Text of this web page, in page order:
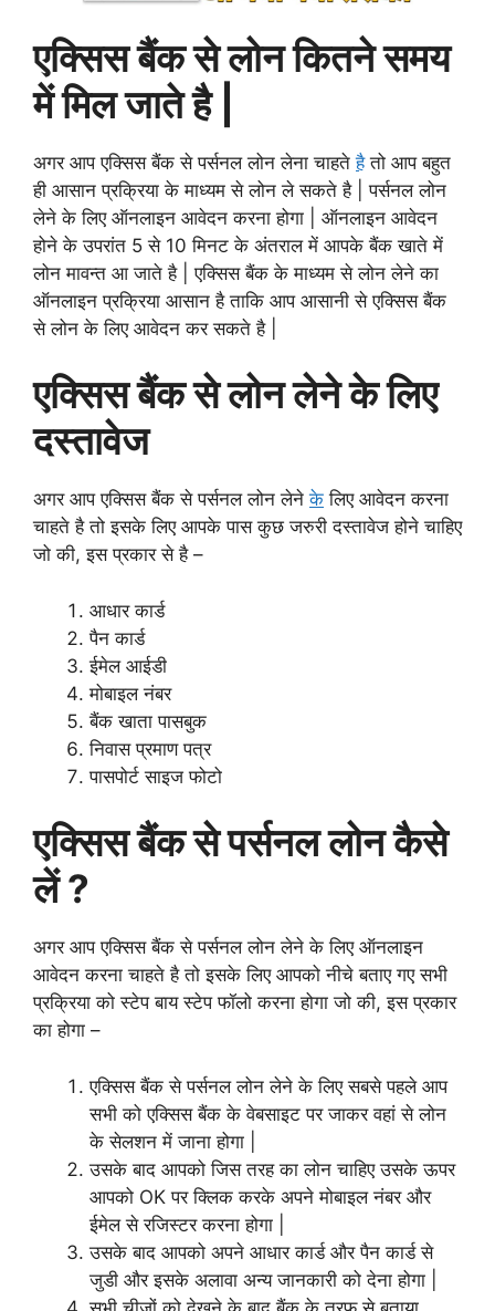
एक्सिस बैंक से लोन कितने समय
में मिल जाते है |
अगर आप एक्सिस बैंक से पर्सनल लोन लेना चाहतेहैतो आप बहुत
ही आसान प्रक्रिया के माध्यम से लोन ले सकते है | पर्सनल लोन
लेने के लिए ऑनलाइन आवेदन करना होगा | ऑनलाइन आवेदन
होने के उपरांत 5 से 10 मिनट के अंतराल में आपके बैंक खाते में
लोन मावन्त आ जाते है | एक्सिस बैंक के माध्यम से लोन लेने का
ऑनलाइन प्रक्रिया आसान है ताकि आप आसानी से एक्सिस बैंक
से लोन के लिए आवेदन कर सकते है |
एक्सिस बैंक से लोन लेने के लिए
दस्तावेज
अगर आप एक्सिस बैंक से पर्सनल लोन लेनेके लिए आवेदन करना
चाहते है तो इसके लिए आपके पास कुछ जरुरी दस्तावेज होने चाहिए
जो की, इस प्रकार से है –
आधार कार्ड
पैन कार्ड
ईमेल आईडी
मोबाइल नंबर
बैंक खाता पासबुक
निवास प्रमाण पत्र
पासपोर्ट साइज फोटो
एक्सिस बैंक से पर्सनल लोन कैसे
लें ?
अगर आप एक्सिस बैंक से पर्सनल लोन लेने के लिए ऑनलाइन
आवेदन करना चाहते है तो इसके लिए आपको नीचे बताए गए सभी
प्रक्रिया को स्टेप बाय स्टेप फॉलो करना होगा जो की, इस प्रकार
का होगा –
एक्सिस बैंक से पर्सनल लोन लेने के लिए सबसे पहले आप
सभी को एक्सिस बैंक के वेबसाइट पर जाकर वहां से लोन
के सेलशन में जाना होगा |
उसके बाद आपको जिस तरह का लोन चाहिए उसके ऊपर
आपको OK पर क्लिक करके अपने मोबाइल नंबर और
ईमेल से रजिस्टर करना होगा |
उसके बाद आपको अपने आधार कार्ड और पैन कार्ड से
जुडी और इसके अलावा अन्य जानकारी को देना होगा |